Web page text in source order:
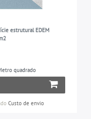
estrutural EDEM
quadrado
Custo de envio